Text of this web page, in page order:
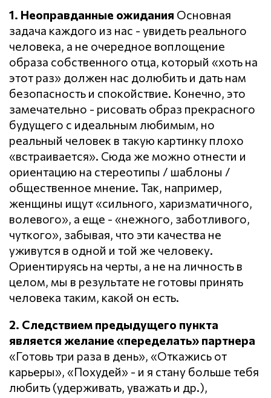
1. Неоправданные ожидания Основная
задача каждого из нас - увидеть реального
человека, а не очередное воплощение
образа собственного отца, который «хоть на
этот раз» должен нас долюбить и дать нам
безопасность и спокойствие. Конечно, это
замечательно - рисовать образ прекрасного
будущего с идеальным любимым, но
реальный человек в такую картинку плохо
«встраивается». Сюда же можно отнести и
ориентацию на стереотипы / шаблоны /
общественное мнение. Так, например,
женщины ищут «сильного, харизматичного,
волевого», а еще - «нежного, заботливого,
чуткого», забывая, что эти качества не
уживутся в одной и той же человеку.
Ориентируясь на черты, а не на личность в
целом, мы в результате не готовы принять
человека таким, какой он есть.
2. Следствием предыдущего пункта
является желание «переделать» партнера
«Готовь три раза в день», «Откажись от
карьеры», «Похудей» - и я стану больше тебя
любить (удерживать, уважать и др.),